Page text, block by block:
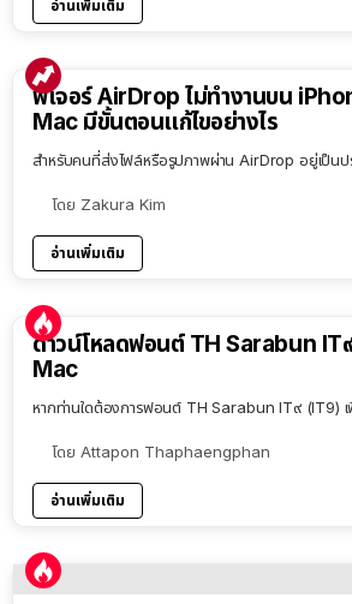
อ่านเพิ่มเติม
ฟีเจอร์ AirDrop ไม่ทำงานบน
Mac มีขั้นตอนแก้ไขอย่างไร
สำหรับคนที่ส่งไฟล์หรือรูปภาพผ่าน AirDrop อยู่เป็นป
โดย Zakura Kim
อ่านเพิ่มเติม
ดาวน์โหลดฟอนต์ TH Sarabun IT
Mac
หากท่านใดต้องการฟอนต์ TH Sarabun IT๙ (IT9)
โดย Attapon Thaphaengphan
อ่านเพิ่มเติม